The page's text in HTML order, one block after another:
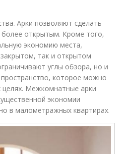
Арки позволяют сделать
открытым. Кроме того,
экономию места,
так и открытом
углы обзора, но и
которое можно
целях. Межкомнатные арки
экономии
в малометражных квартирах.